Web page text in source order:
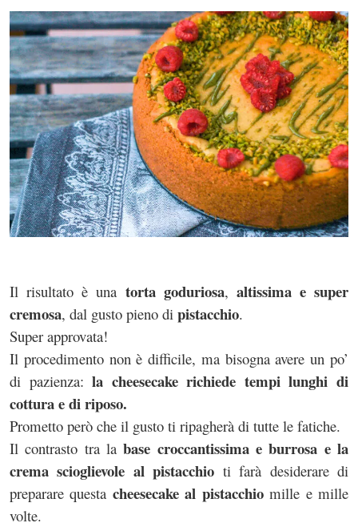
Il risultato è una torta goduriosa, altissima e super
cremosa, dal gusto pieno di pistacchio.
Super approvata!
Il procedimento non è difficile, ma bisogna avere un po’
di pazienza: la cheesecake richiede tempi lunghi di
cottura e di riposo.
Prometto però che il gusto ti ripagherà di tutte le fatiche.
Il contrasto tra labase croccantissima e burrosa e la
crema scioglievole al pistacchio ti farà desiderare di
preparare questa cheesecake al pistacchiomille e mille
volte.